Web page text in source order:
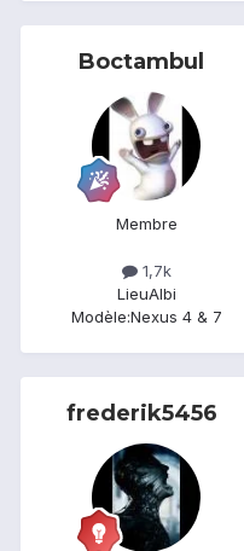
Boctambul
Membre
1,7k
LieuAlbi
Modèle:Nexus 4 & 7
frederik5456